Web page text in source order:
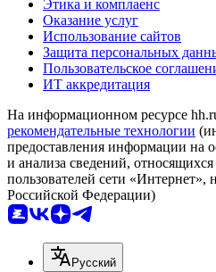
Этика и комплаенс
Оказание услуг
Использование сайтов
Защита персональных
Пользовательское
ИТ аккредитация
На информационном ресурсе
рекомендательные технологии
предоставления информации на
и анализа сведений,
пользователей сети «Интернет»,
Российской Федерации)
Русский